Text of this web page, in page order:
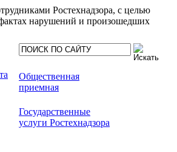
Ростехнадзора, с целью
нарушений и произошедших
Общественная
приемная
Государственные
услуги Ростехнадзора